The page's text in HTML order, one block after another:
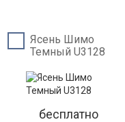
Ясень Шимо
Темный U3128
бесплатно